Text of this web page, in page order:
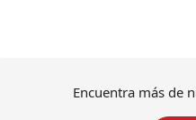
Encuentra más de